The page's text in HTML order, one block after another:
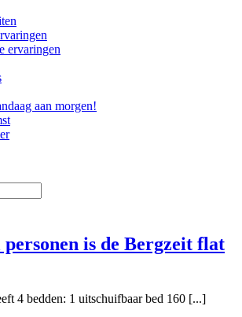
ervaringen
aan morgen!
personen is de Bergzeit flat
4 bedden: 1 uitschuifbaar bed 160 [...]